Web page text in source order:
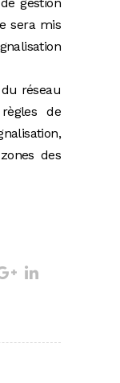
gestion
sera mis
du réseau
de
des